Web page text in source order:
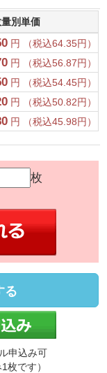
別単価
円 （税込64.35円）
円 （税込56.87円）
円 （税込54.45円）
円 （税込50.82円）
円 （税込45.98円）
枚
る
申込み可
枚です）